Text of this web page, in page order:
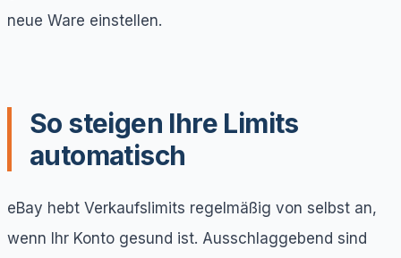
neue Ware einstellen.
So steigen Ihre Limits
automatisch
eBay hebt Verkaufslimits regelmäßig von selbst an,
wenn Ihr Konto gesund ist. Ausschlaggebend sind